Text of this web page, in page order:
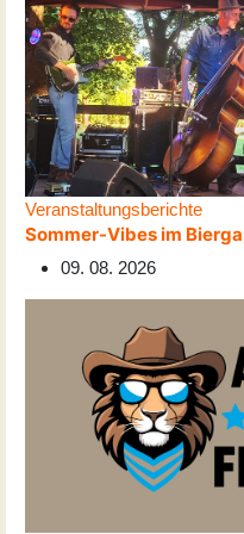
Veranstaltungsberichte
Sommer-Vibes im
09. 08. 2026